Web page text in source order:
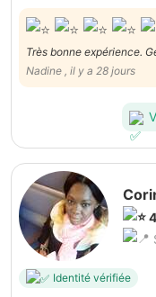
Très bonne expérience.
Nadine , il y a 28 jours
Identité vérifiée